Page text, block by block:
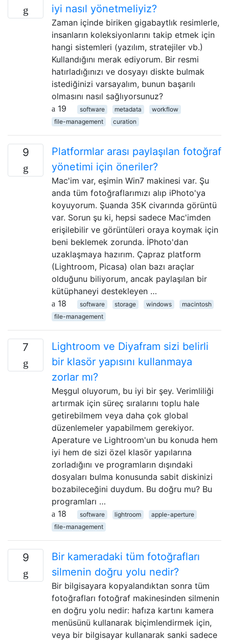
iyi nasıl yönetmeliyiz?
Zaman içinde biriken gigabaytlık resimlerle,
insanların koleksiyonlarını takip etmek için
hangi sistemleri (yazılım, stratejiler vb.)
Kullandığını merak ediyorum. Bir resmi
hatırladığınızı ve dosyayı diskte bulmak
istediğinizi varsayalım, bunun başarılı
olmasını nasıl sağlıyorsunuz?
19
software metadata
workflow
file-management
curation
9
Platformlar arası paylaşılan fotoğraf
yönetimi için öneriler?
Mac'im var, eşimin Win7 makinesi var. Şu
anda tüm fotoğraflarımızı alıp iPhoto'ya
koyuyorum. Şuanda 35K civarında görüntü
var. Sorun şu ki, hepsi sadece Mac'imden
erişilebilir ve görüntüleri oraya koymak için
beni beklemek zorunda. İPhoto'dan
uzaklaşmaya hazırım. Çapraz platform
(Lightroom, Picasa) olan bazı araçlar
olduğunu biliyorum, ancak paylaşılan bir
kütüphaneyi destekleyen …
18
software storage windows
macintosh
file-management
7
Lightroom ve Diyafram sizi belirli
bir klasör yapısını kullanmaya
zorlar mı?
Meşgul oluyorum, bu iyi bir şey. Verimliliği
artırmak için süreç sıralarını toplu hale
getirebilmem veya daha çok global
düzenlemeler yapabilmem gerekiyor.
Aperature ve Lightroom'un bu konuda hem
iyi hem de sizi özel klasör yapılarına
zorladığını ve programların dışındaki
dosyaları bulma konusunda sabit diskinizi
bozabileceğini duydum. Bu doğru mu? Bu
programları …
18
software lightroom
apple-aperture
file-management
9
Bir kameradaki tüm fotoğrafları
silmenin doğru yolu nedir?
Bir bilgisayara kopyalandıktan sonra tüm
fotoğrafları fotoğraf makinesinden silmenin
en doğru yolu nedir: hafıza kartını kamera
menüsünü kullanarak biçimlendirmek için,
veya bir bilgisayar kullanarak sanki sadece